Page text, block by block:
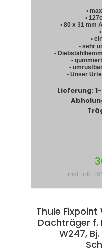
•
•
• 80 x 31 mm
•
• sehr
•
•
•
• Unser
Lieferung:
inkl. inkl.
Thule Fixpoint
Dachträger f.
W247,